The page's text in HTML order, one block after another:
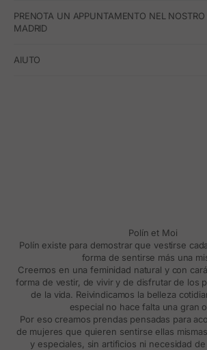
PRENOTA UN APPUNTAMENTO NEL NOSTRO
MADRID
AIUTO
Polín et Moi
Polín existe para demostrar que vestirse
forma de sentirse más una
Creemos en una feminidad natural y con
forma de vestir, de vivir y de disfrutar de los
de la vida. Reivindicamos la belleza
especial no hace falta una gran
Por eso creamos prendas pensadas para
de mujeres que quieren sentirse ellas
y especiales, sin artificios ni necesidad de